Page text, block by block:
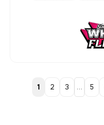
1 2 3 … 5